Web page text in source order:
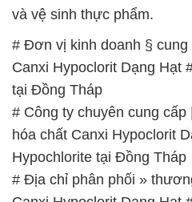
# Công ty chuyên cung cấp
hóa chất Canxi Hypoclorit
Hypochlorite tại Đồng Tháp
# Địa chỉ phân phối »
Canxi Hypoclorit Dạng Hạt
tại Đồng Tháp
# Công ty chuyên phân
hóa chất Canxi Hypoclorit
Hypochlorite tại Đồng Tháp